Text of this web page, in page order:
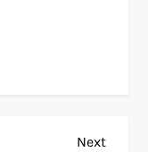
Next
Next